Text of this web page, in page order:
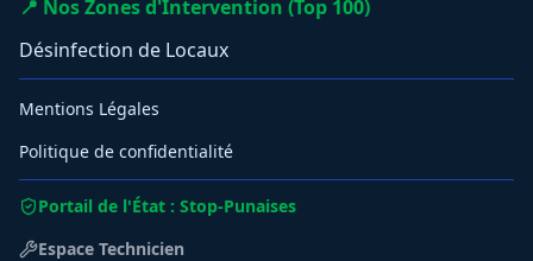
📍 Nos Zones d'Intervention (Top 100)
Désinfection de Locaux
Mentions Légales
Politique de confidentialité
Portail de l'État : Stop-Punaises
Espace Technicien